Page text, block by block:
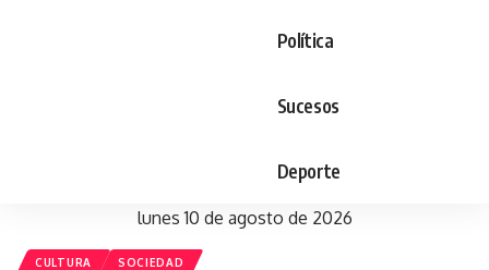
Política
Sucesos
Deporte
lunes 10 de agosto de 2026
CULTURA SOCIEDAD